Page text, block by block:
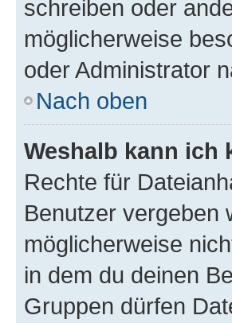
schreiben oder
möglicherweise
oder Administrator
Nach oben
Weshalb kann ich
Rechte für
Benutzer vergeben
möglicherweise
in dem du deinen
Gruppen dürfen